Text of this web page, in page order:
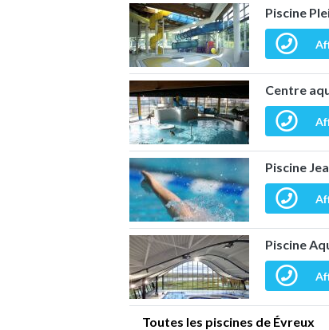
Piscine
Centre
Piscine
Piscine
Toutes les piscines de Évreux